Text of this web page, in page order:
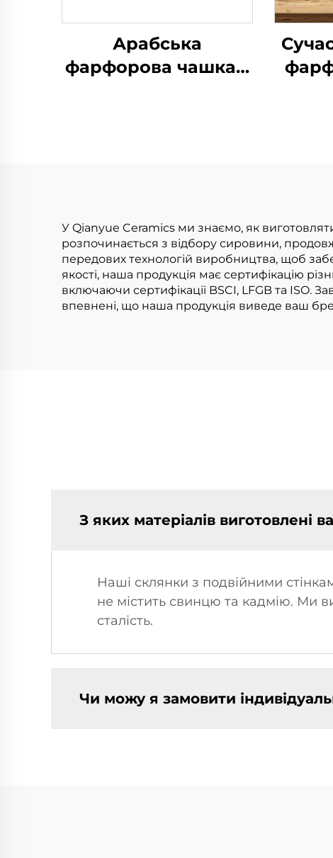
Арабська
фарфорова чашка з
У Qianyue Ceramics ми знаємо, як
розпочинається з відбору сировини,
передових технологій виробництва, щоб
якості, наша продукція має сертифікацію
включаючи сертифікації BSCI, LFGB та ISO.
впевнені, що наша продукція виведе ваш
З яких матеріалів виготовлені
Наші склянки з подвійними
не містить свинцю та кадмію. Ми
сталість.
Чи можу я замовити